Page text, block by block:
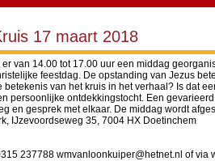
17 maart 2018
van 14.00 tot 17.00 uur een middag
feestdag. De opstanding van Jezus
betekenis van het kruis in het verhaal? Is dat
persoonlijke ontdekkingstocht. Een
en gesprek met elkaar. De middag wordt
IJzevoordseweg 35, 7004 HX Doetinchem
237788 wmvanloonkuiper@hetnet.nl of via